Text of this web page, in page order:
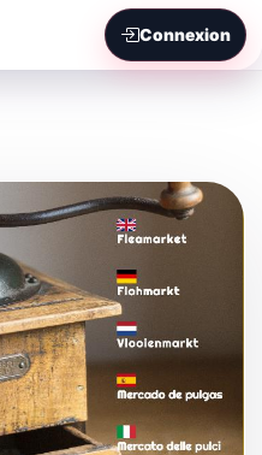
Connexion